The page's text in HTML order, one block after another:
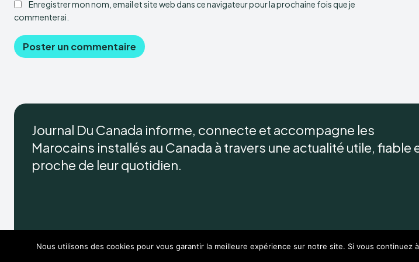
Enregistrer mon nom, email et site web dans ce navigateur pour la prochaine fois que je
commenterai.
Journal Du Canada informe, connecte et accompagne les
Marocains installés au Canada à travers une actualité utile, fiable
proche de leur quotidien.
Nous utilisons des cookies pour vous garantir la meilleure expérience sur notre site. Si vous